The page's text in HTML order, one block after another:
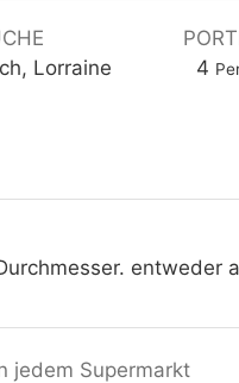
Lorraine
4
entweder
jedem Supermarkt